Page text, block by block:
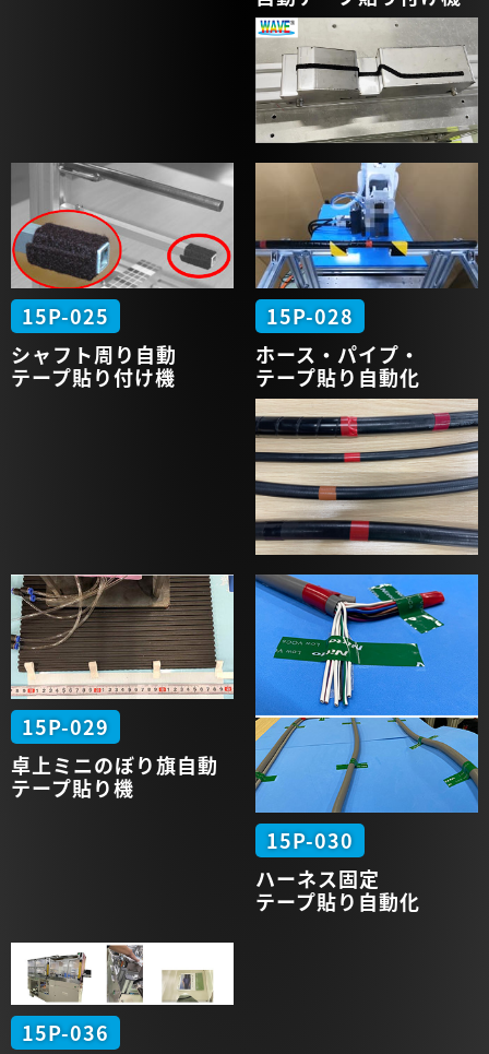
15P-025
シャフト周り 自動
テープ貼り付け機
15P-028
ホース・ パイプ・
テープ貼り 自動化
15P-029
卓上ミニのぼり旗自動
テープ貼り機
15P-030
ハーネス固定
テープ貼り 自動化
15P-036